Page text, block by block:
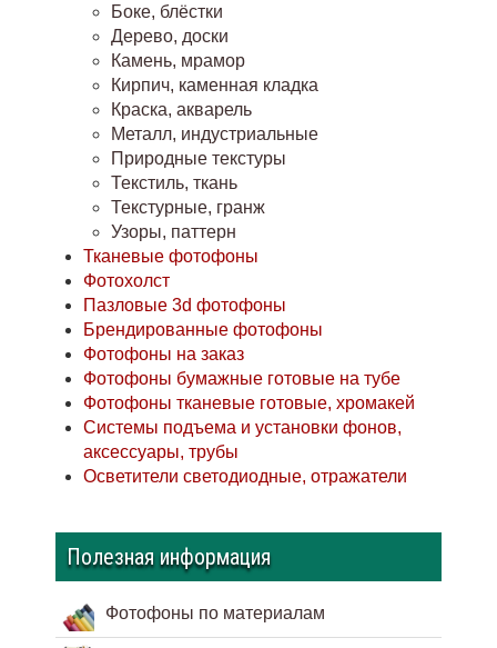
Боке, блёстки
Дерево, доски
Камень, мрамор
Кирпич, каменная кладка
Краска, акварель
Металл, индустриальные
Природные текстуры
Текстиль, ткань
Текстурные, гранж
Узоры, паттерн
Тканевые фотофоны
Фотохолст
Пазловые 3d фотофоны
Брендированные фотофоны
Фотофоны на заказ
Фотофоны бумажные готовые на тубе
Фотофоны тканевые готовые, хромакей
Системы подъема и установки фонов,
аксессуары, трубы
Осветители светодиодные, отражатели
Полезная информация
Фотофоны по материалам